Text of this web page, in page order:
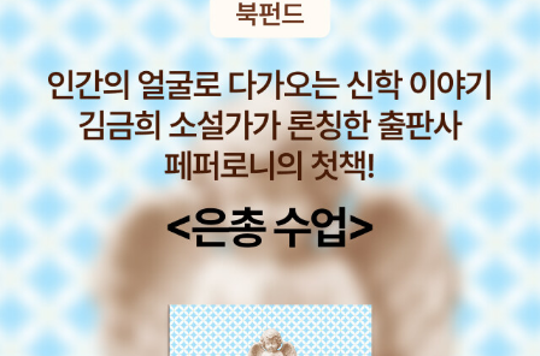
사라진 이성 커플과, 그가 15년 후 강원도 여행에서 펜션에 들인 ‘쥐
인간’ 이성 커플이다. 위 소설도 이 소설도 사랑에 있어서의 성별을 모
호하게 하거나 뒤집음으로써 기전의 도덕규범이 절취하던 사랑의 모
습들을 전면에 드러내는 퀴어적인 소설이다. 그 사랑을 실패하게 하
거나 좌절하게 하거나 어렵게 만드는 건 외부의 시선들이다. 그런 시
선이 덧씌워지기 전 해변에서 선우와 미도가 나눴던 대화들, 그 온전
하고 자유로웠던 사랑에 매료되었던 이들은 사랑에 있어서의 성별이
라는 절취선을 뛰어넘는 경험을 하게 된다.그런 절취선을 뛰어넘고
첫 번째 소설처럼 반전도 보여주는 소설은 <러브 오브 마이 라이프>
다. 엄마를 괴롭힌 막무가내 아빠 ‘정우’를 죽이려 했으나 그 자신이